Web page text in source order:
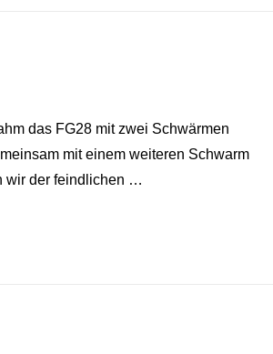
das FG28 mit zwei Schwärmen
mit einem weiteren Schwarm
wir der feindlichen …